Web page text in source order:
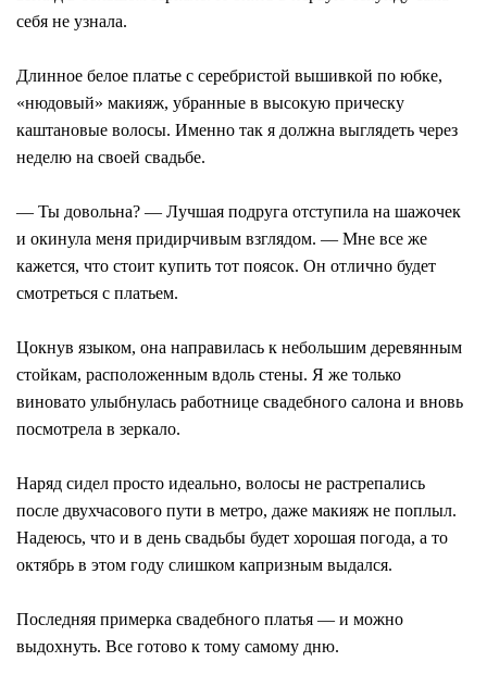
себя не узнала.
Длинное белое платье с серебристой вышивкой по юбке,
«нюдовый» макияж, убранные в высокую прическу
каштановые волосы. Именно так я должна выглядеть через
неделю на своей свадьбе.
— Ты довольна? — Лучшая подруга отступила на шажочек
и окинула меня придирчивым взглядом. — Мне все же
кажется, что стоит купить тот поясок. Он отлично будет
смотреться с платьем.
Цокнув языком, она направилась к небольшим деревянным
стойкам, расположенным вдоль стены. Я же только
виновато улыбнулась работнице свадебного салона и вновь
посмотрела в зеркало.
Наряд сидел просто идеально, волосы не растрепались
после двухчасового пути в метро, даже макияж не поплыл.
Надеюсь, что и в день свадьбы будет хорошая погода, а то
октябрь в этом году слишком капризным выдался.
Последняя примерка свадебного платья — и можно
выдохнуть. Все готово к тому самому дню.